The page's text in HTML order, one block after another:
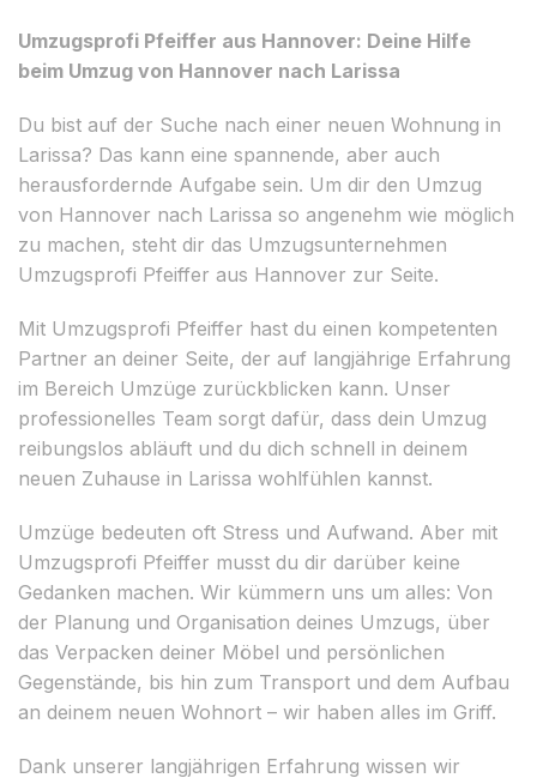
Umzugsprofi Pfeiffer aus Hannover: Deine Hilfe
beim Umzug von Hannover nach Larissa
Du bist auf der Suche nach einer neuen Wohnung in
Larissa? Das kann eine spannende, aber auch
herausfordernde Aufgabe sein. Um dir den Umzug
von Hannover nach Larissa so angenehm wie möglich
zu machen, steht dir das Umzugsunternehmen
Umzugsprofi Pfeiffer aus Hannover zur Seite.
Mit Umzugsprofi Pfeiffer hast du einen kompetenten
Partner an deiner Seite, der auf langjährige Erfahrung
im Bereich Umzüge zurückblicken kann. Unser
professionelles Team sorgt dafür, dass dein Umzug
reibungslos abläuft und du dich schnell in deinem
neuen Zuhause in Larissa wohlfühlen kannst.
Umzüge bedeuten oft Stress und Aufwand. Aber mit
Umzugsprofi Pfeiffer musst du dir darüber keine
Gedanken machen. Wir kümmern uns um alles: Von
der Planung und Organisation deines Umzugs, über
das Verpacken deiner Möbel und persönlichen
Gegenstände, bis hin zum Transport und dem Aufbau
an deinem neuen Wohnort – wir haben alles im Griff.
Dank unserer langjährigen Erfahrung wissen wir